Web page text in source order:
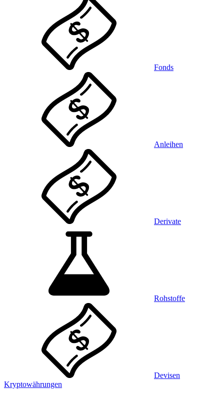
Fonds
Anleihen
Derivate
Rohstoffe
Devisen
Kryptowährungen